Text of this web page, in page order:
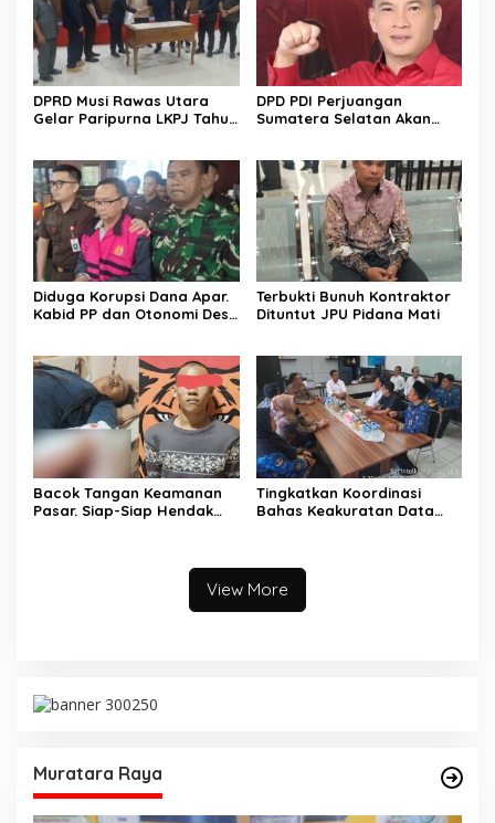
DPRD Musi Rawas Utara
Gelar Paripurna LKPJ Tahun
DPD PDI Perjuangan
Sumatera Selatan Akan
Diduga Korupsi Dana Apar.
Kabid PP dan Otonomi Desa
Utara Dan Direktur CV
Sugih Jaya Lestari Pakai
Rompi Pink
Terbukti Bunuh Kontraktor
Dituntut JPU Pidana Mati
Bacok Tangan Keamanan
Pasar. Siap-Siap Hendak
Tingkatkan Koordinasi
Bahas Keakuratan Data
View More
Muratara Raya